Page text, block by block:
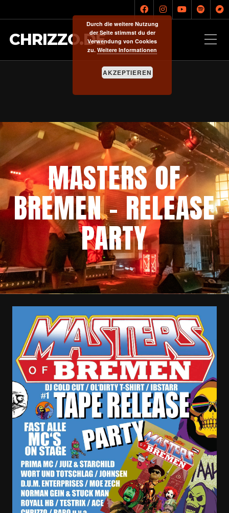
CHRIZZO.DE
MASTERS OF
BREMEN – RELEASE
PARTY
Durch die weitere Nutzung
der Seite stimmst du der
Verwendung von Cookies
zu. Weitere Informationen
AKZEPTIEREN